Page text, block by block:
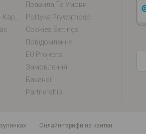
Правила Та Умови
Polityka Prywatności
Cookies Settings
Повідомлення
EU Projects
Замовлення
Вакансії
Partnership
Онлайн-тарифи на квитки